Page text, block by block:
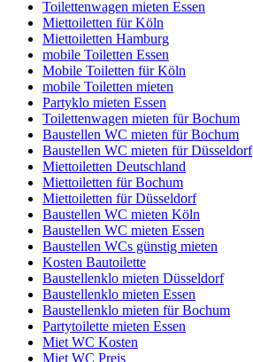
Toilettenwagen mieten Essen
Miettoiletten für Köln
Miettoiletten Hamburg
mobile Toiletten Essen
Mobile Toiletten für Köln
mobile Toiletten mieten
Partyklo mieten Essen
Toilettenwagen mieten für Bochum
Baustellen WC mieten für Bochum
Baustellen WC mieten für Düsseldorf
Miettoiletten Deutschland
Miettoiletten für Bochum
Miettoiletten für Düsseldorf
Baustellen WC mieten Köln
Baustellen WC mieten Essen
Baustellen WCs günstig mieten
Kosten Bautoilette
Baustellenklo mieten Düsseldorf
Baustellenklo mieten Essen
Baustellenklo mieten für Bochum
Partytoilette mieten Essen
Miet WC Kosten
Miet WC Preis